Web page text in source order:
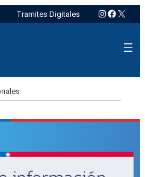
Tramites Digitales Instagram
X